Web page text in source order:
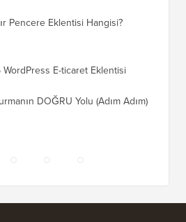
Pencere Eklentisi Hangisi?
WordPress E-ticaret Eklentisi
DOĞRU Yolu (Adım Adım)